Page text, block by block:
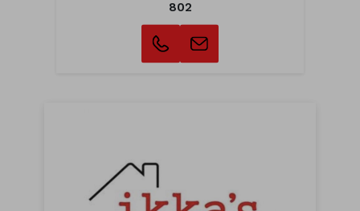
802